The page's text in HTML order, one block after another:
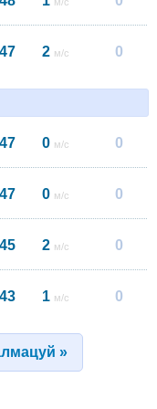
2 м/с 0
0 м/с 0
0 м/с 0
2 м/с 0
1 м/с 0
»